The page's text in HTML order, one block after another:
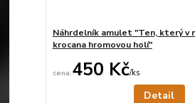
Náhrdelník amulet "Ten, který v
krocana hromovou holí"
450 Kč/ks
Detail